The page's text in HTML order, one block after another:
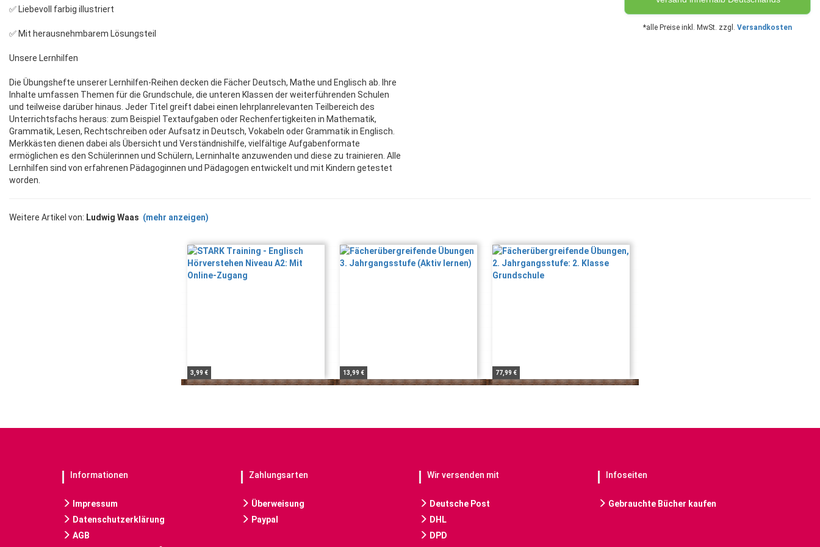
*alle Preise inkl. MwSt. zzgl. Versandkosten
✅ Liebevoll farbig illustriert
✅ Mit herausnehmbarem Lösungsteil
Unsere Lernhilfen
Die Übungshefte unserer Lernhilfen-Reihen decken die Fächer Deutsch, Mathe und Englisch ab. Ihre
Inhalte umfassen Themen für die Grundschule, die unteren Klassen der weiterführenden Schulen
und teilweise darüber hinaus. Jeder Titel greift dabei einen lehrplanrelevanten Teilbereich des
Unterrichtsfachs heraus: zum Beispiel Textaufgaben oder Rechenfertigkeiten in Mathematik,
Grammatik, Lesen, Rechtschreiben oder Aufsatz in Deutsch, Vokabeln oder Grammatik in Englisch.
Merkkästen dienen dabei als Übersicht und Verständnishilfe, vielfältige Aufgabenformate
ermöglichen es den Schülerinnen und Schülern, Lerninhalte anzuwenden und diese zu trainieren. Alle
Lernhilfen sind von erfahrenen Pädagoginnen und Pädagogen entwickelt und mit Kindern getestet
worden.
Weitere Artikel von: Ludwig Waas (mehr anzeigen)
3,99 € 13,99 € 77,99 €
Informationen
Impressum
Datenschutzerklärung
AGB
Zahlungsarten
Überweisung
Paypal
Wir versenden mit
Deutsche Post
DHL
DPD
Infoseiten
Gebrauchte Bücher kaufen